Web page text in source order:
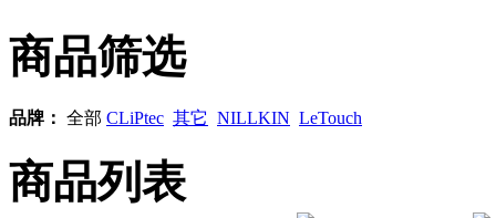
商品筛选
品牌： 全部 CLiPtec 其它 NILLKIN LeTouch
商品列表